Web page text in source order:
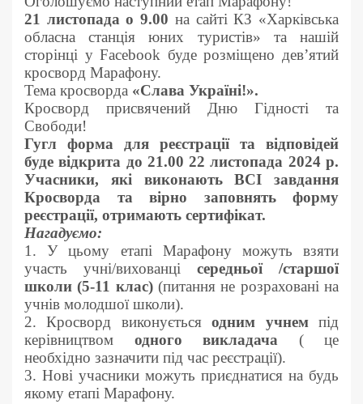
21 листопада о 9.00 на сайті КЗ «Харківська
обласна станція юних туристів» та нашій
сторінці у Facebook буде розміщено дев’ятий
кросворд Марафону.
Тема кросворда «Слава Україні!».
Кросворд присвячений Дню Гідності та
Свободи!
Гугл форма для реєстрації та відповідей
буде відкрита до 21.00 22 листопада 2024 р.
Учасники, які виконають ВСІ завдання
Кросворда та вірно заповнять форму
реєстрації, отримають сертифікат.
Нагадуємо:
1. У цьому етапі Марафону можуть взяти
участь учні/вихованці середньої /старшої
школи (5-11 клас)(питання не розраховані на
учнів молодшої школи).
2. Кросворд виконуєтьсяодним учнемпід
керівництвом одного викладача ( це
необхідно зазначити під час реєстрації).
3. Нові учасники можуть приєднатися на будь
якому етапі Марафону.